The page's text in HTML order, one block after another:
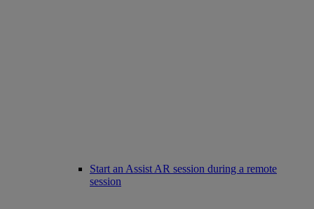
Start an Assist AR session during a remote
session